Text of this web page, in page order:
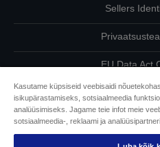
Sellers
EU Data Act
Võtke meiega oma
Cookie
Kasutame küpsiseid veebisaidi
isikupärastamiseks, sotsiaalmeedia
analüüsimiseks. Jagame teie infot meie
sotsiaalmeedia-, reklaami ja